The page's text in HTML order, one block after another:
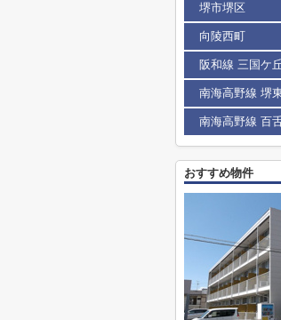
堺市堺区
向陵西町
阪和線 三国ケ
南海高野線 堺
南海高野線 百
おすすめ物件